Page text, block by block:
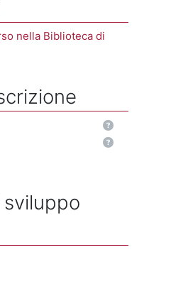
nella Biblioteca di